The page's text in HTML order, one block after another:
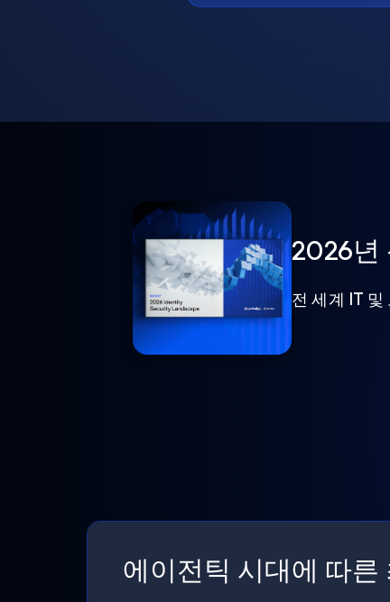
2026년
전 세계 IT
에이전틱 시대에 따른